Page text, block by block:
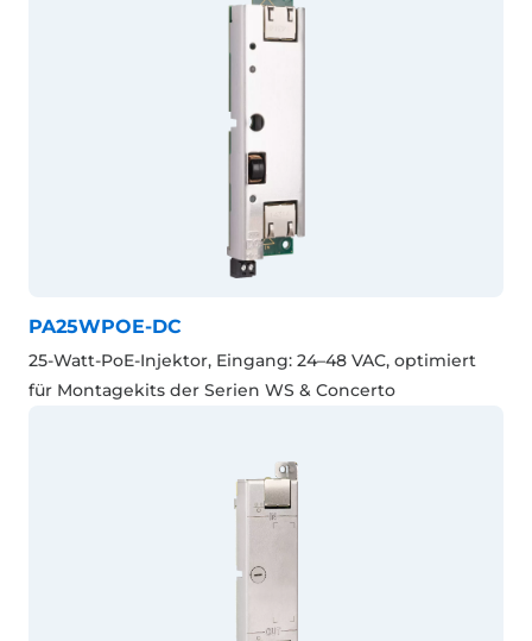
PA25WPOE-DC
25-Watt-PoE-Injektor, Eingang: 24–48 VAC, optimiert
für Montagekits der Serien WS & Concerto